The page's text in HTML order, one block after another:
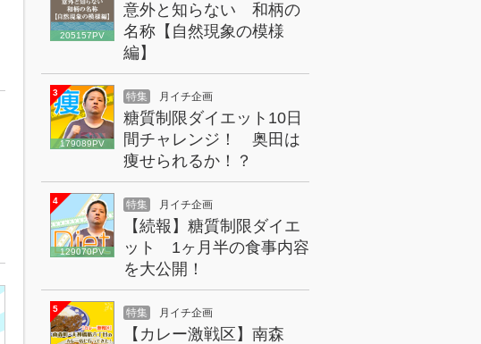
205157PV
意外と知らない 和柄の
名称【自然現象の模様
編】
3
179089PV
特集 月イチ企画
糖質制限ダイエット10日
間チャレンジ！ 奥田は
痩せられるか！？
4
129070PV
特集 月イチ企画
【続報】糖質制限ダイエ
ット 1ヶ月半の食事内容
を大公開！
5 特集 月イチ企画
【カレー激戦区】南森